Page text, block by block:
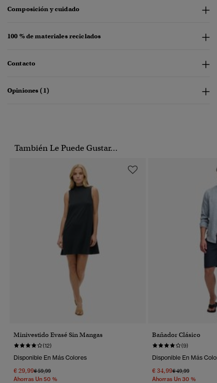
Composición y cuidado
100 % de materiales reciclados
Contacto
Opiniones (1)
También Le Puede Gustar...
Minivestido Evasé Sin Mangas
(12)
Disponible En Más Colores
€ 29,99Precio Rebajado De
€ 59,99A
Ahorras Un 50 %
Bañador Clásico
(9)
Disponible En Más
€ 34,99Precio Rebajado
€ 49,99A
Ahorras Un 30 %